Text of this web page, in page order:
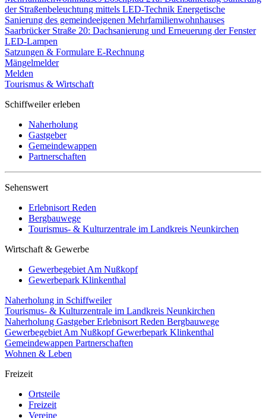
der Straßenbeleuchtung mittels LED-Technik Energetische
Sanierung des gemeindeeigenen Mehrfamilienwohnhauses
Saarbrücker Straße 20: Dachsanierung und Erneuerung der Fenster
LED-Lampen
Satzungen & Formulare E-Rechnung
Mängelmelder
Melden
Tourismus & Wirtschaft
Schiffweiler erleben
Naherholung
Gastgeber
Gemeindewappen
Partnerschaften
Sehenswert
Erlebnisort Reden
Bergbauwege
Tourismus- & Kulturzentrale im Landkreis Neunkirchen
Wirtschaft & Gewerbe
Gewerbegebiet Am Nußkopf
Gewerbepark Klinkenthal
Naherholung in Schiffweiler
Tourismus- & Kulturzentrale im Landkreis Neunkirchen
Naherholung GastgeberErlebnisort Reden Bergbauwege
Gewerbegebiet Am NußkopfGewerbepark Klinkenthal
Gemeindewappen Partnerschaften
Wohnen & Leben
Freizeit
Ortsteile
Freizeit
Vereine